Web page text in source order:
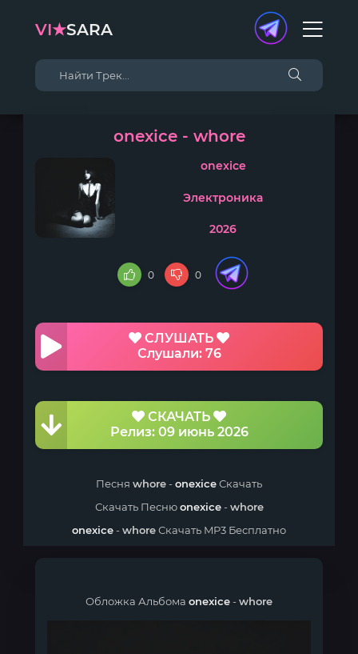
VI★SARA
onexice - whore
onexice
Электроника
2026
0 0
СЛУШАТЬ
Слушали: 76
СКАЧАТЬ
Релиз: 09 июнь 2026
Песня whore-onexiceСкачать
Скачать Песнюonexice-whore
onexice-whoreСкачать MP3 Бесплатно
Обложка Альбома onexice-whore